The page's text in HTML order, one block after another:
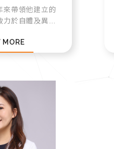
來帶領他建立的
於自體及異體
相關...
MORE